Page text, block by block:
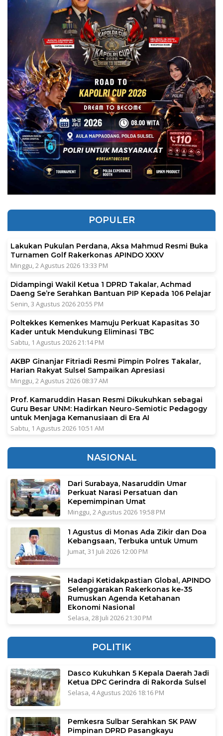
POPULER
Lakukan Pukulan Perdana, Aksa Mahmud Resmi Buka
Turnamen Golf Rakerkonas APINDO XXXV
Minggu, 2 Agustus 2026 13:33 PM
Didampingi Wakil Ketua 1 DPRD Takalar, Achmad
Daeng Se’re Serahkan Bantuan PIP Kepada 106 Pelajar
Senin, 3 Agustus 2026 20:55 PM
Poltekkes Kemenkes Mamuju Perkuat Kapasitas 30
Kader untuk Mendukung Eliminasi TBC
Sabtu, 1 Agustus 2026 21:14 PM
AKBP Ginanjar Fitriadi Resmi Pimpin Polres Takalar,
Harian Rakyat Sulsel Sampaikan Apresiasi
Minggu, 2 Agustus 2026 08:37 AM
Prof. Kamaruddin Hasan Resmi Dikukuhkan sebagai
Guru Besar UNM: Hadirkan Neuro-Semiotic Pedagogy
untuk Menjaga Kemanusiaan di Era AI
Sabtu, 1 Agustus 2026 10:51 AM
NASIONAL
Dari Surabaya, Nasaruddin Umar
Perkuat Narasi Persatuan dan
Kepemimpinan Umat
Minggu, 2 Agustus 2026 19:58 PM
1 Agustus di Monas Ada Zikir dan Doa
Kebangsaan, Terbuka untuk Umum
Jumat, 31 Juli 2026 12:00 PM
Hadapi Ketidakpastian Global, APINDO
Selenggarakan Rakerkonas ke-35
Rumuskan Agenda Ketahanan
Ekonomi Nasional
Selasa, 28 Juli 2026 21:30 PM
POLITIK
Dasco Kukuhkan 5 Kepala Daerah Jadi
Ketua DPC Gerindra di Rakorda Sulsel
Selasa, 4 Agustus 2026 18:16 PM
Pemkesra Sulbar Serahkan SK PAW
Pimpinan DPRD Pasangkayu